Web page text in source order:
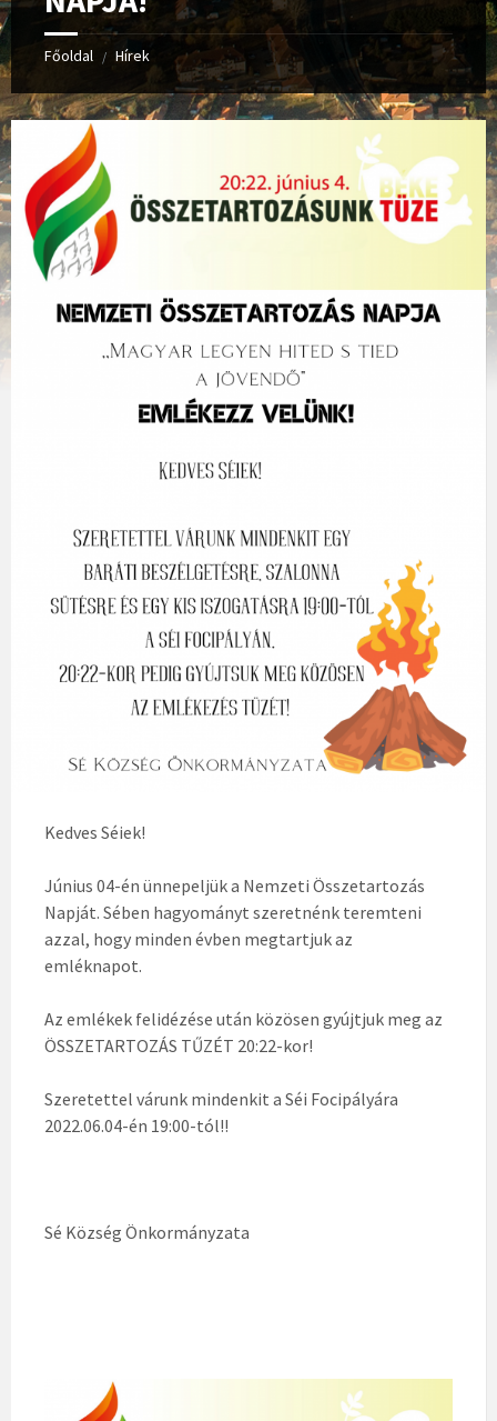
Főoldal / Hírek
Kedves Séiek!
Június 04-én ünnepeljük a Nemzeti Összetartozás
Napját. Sében hagyományt szeretnénk teremteni
azzal, hogy minden évben megtartjuk az
emléknapot.
Az emlékek felidézése után közösen gyújtjuk meg az
ÖSSZETARTOZÁS TŰZÉT 20:22-kor!
Szeretettel várunk mindenkit a Séi Focipályára
2022.06.04-én 19:00-tól!!
Sé Község Önkormányzata